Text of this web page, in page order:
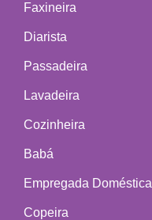
Faxineira
Diarista
Passadeira
Lavadeira
Cozinheira
Babá
Empregada Doméstica
Copeira